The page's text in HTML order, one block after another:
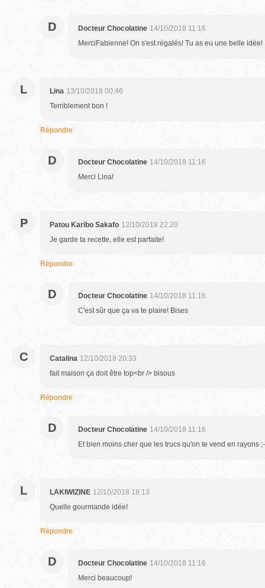
D Docteur Chocolatine 14/10/2018 11:16
MerciFabienne! On s'est régalés! Tu as eu une belle idée!
L Lina 13/10/2018 00:46
Terriblement bon !
Répondre
D Docteur Chocolatine 14/10/2018 11:16
Merci Lina!
P Patou Karibo Sakafo 12/10/2018 22:20
Je garde ta recette, elle est parfaite!
Répondre
D Docteur Chocolatine 14/10/2018 11:16
C'est sûr que ça va te plaire! Bises
C Catalina 12/10/2018 20:33
fait maison ça doit être top<br /> bisous
Répondre
D Docteur Chocolatine 14/10/2018 11:16
Et bien moins cher que les trucs qu'on te vend en rayons
L LAKIWIZINE 12/10/2018 18:13
Quelle gourmande idée!
Répondre
D Docteur Chocolatine 14/10/2018 11:16
Merci beaucoup!